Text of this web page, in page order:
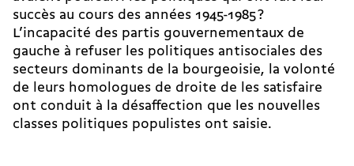
succès au cours des années 1945-1985 ?
L’incapacité des partis gouvernementaux de
gauche à refuser les politiques antisociales des
secteurs dominants de la bourgeoisie, la volonté
de leurs homologues de droite de les satisfaire
ont conduit à la désaffection que les nouvelles
classes politiques populistes ont saisie.